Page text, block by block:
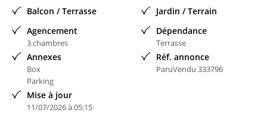
- puit ( en eau, prévoir une pompe de relevage)
- arbres fruitiers
que vous soyez un particulier souhaitant avoir ses chevaux à la
maison ou un pro souhaitant s'installer , n'hésitez pas, plus de
Balcon / Terrasse
Jardin / Terrain
Agencement
3 chambres
Dépendance
Terrasse
Annexes
Box
Parking
Réf. annonce
ParuVendu 333796
Mise à jour
11/07/2026 à 05:15